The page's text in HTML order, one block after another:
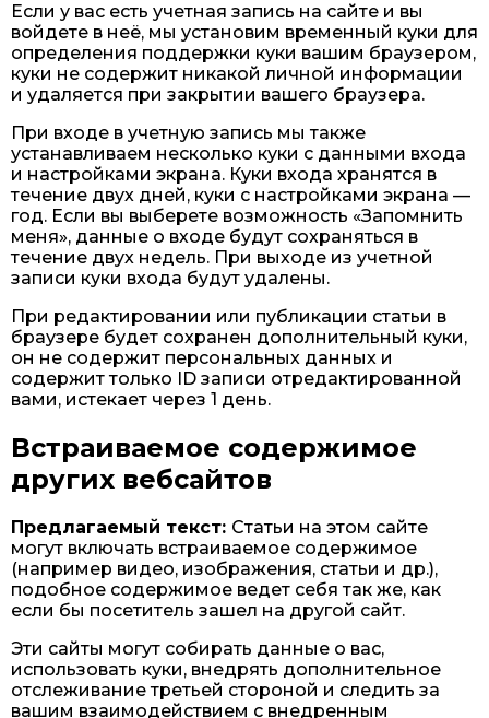
Если у вас есть учетная запись на сайте и вы
войдете в неё, мы установим временный куки для
определения поддержки куки вашим браузером,
куки не содержит никакой личной информации
и удаляется при закрытии вашего браузера.
При входе в учетную запись мы также
устанавливаем несколько куки с данными входа
и настройками экрана. Куки входа хранятся в
течение двух дней, куки с настройками экрана —
год. Если вы выберете возможность «Запомнить
меня», данные о входе будут сохраняться в
течение двух недель. При выходе из учетной
записи куки входа будут удалены.
При редактировании или публикации статьи в
браузере будет сохранен дополнительный куки,
он не содержит персональных данных и
содержит только ID записи отредактированной
вами, истекает через 1 день.
Встраиваемое содержимое
других вебсайтов
Предлагаемый текст: Статьи на этом сайте
могут включать встраиваемое содержимое
(например видео, изображения, статьи и др.),
подобное содержимое ведет себя так же, как
если бы посетитель зашел на другой сайт.
Эти сайты могут собирать данные о вас,
использовать куки, внедрять дополнительное
отслеживание третьей стороной и следить за
вашим взаимодействием с внедренным